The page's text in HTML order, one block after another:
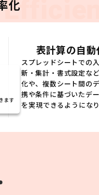
化
表計算の自動
スプレッドシートでの
新・集計・書式設定な
化や、複数シート間の
携や条件に基づいたデ
を実現できるようにな
ます